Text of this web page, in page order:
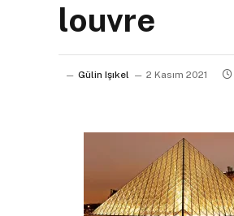
louvre
Gülin Işıkel 2 Kasım 2021